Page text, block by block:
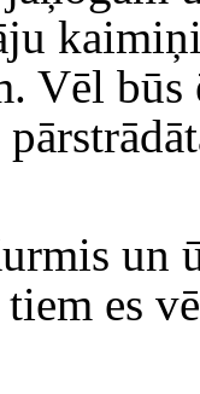
Vēl būs
un
tiem es